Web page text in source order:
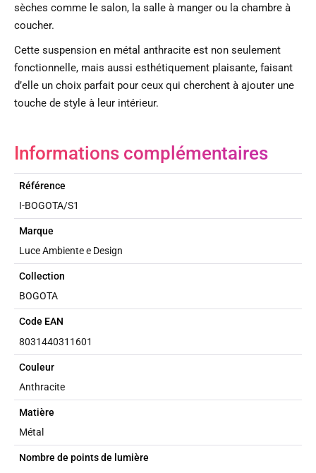
sèches comme le salon, la salle à manger ou la chambre à
coucher.
Cette suspension en métal anthracite est non seulement
fonctionnelle, mais aussi esthétiquement plaisante, faisant
d’elle un choix parfait pour ceux qui cherchent à ajouter une
touche de style à leur intérieur.
Informations complémentaires
Référence
I-BOGOTA/S1
Marque
Luce Ambiente e Design
Collection
BOGOTA
Code EAN
8031440311601
Couleur
Anthracite
Matière
Métal
Nombre de points de lumière